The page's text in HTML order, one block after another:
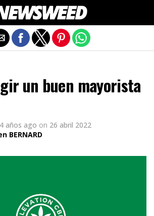
un buen mayorista
4 años ago on 26 abril 2022
BERNARD
de la versión móvil